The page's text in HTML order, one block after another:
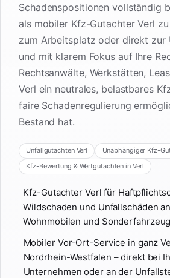
Schadenspositionen vollständig
als mobiler Kfz-Gutachter Verl
zum Arbeitsplatz oder direkt zur
und mit klarem Fokus auf Ihre
Rechtsanwälte, Werkstätten,
Verl ein neutrales, belastbares
faire Schadenregulierung
Bestand hat.
Unfallgutachten Verl
Unabhängiger Kfz-
Kfz-Bewertung & Wertgutachten in Verl
Kfz-Gutachter Verl für
Wildschaden und Unfallschäden
Wohnmobilen und
Mobiler Vor-Ort-Service in ganz
Nordrhein-Westfalen – direkt bei
Unternehmen oder an der